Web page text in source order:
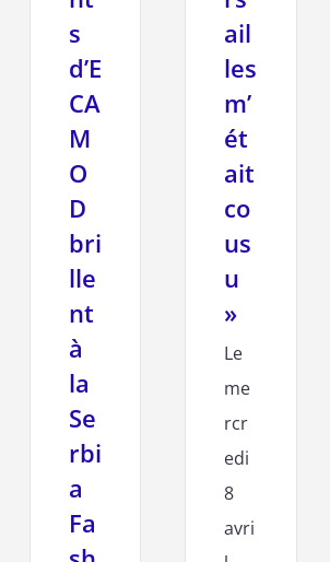
s
d’E
CA
M
O
D
bri
lle
nt
à
la
Se
rbi
a
Fa
ail
les
m’
ét
ait
co
us
u
»
Le
me
rcr
edi
8
avri